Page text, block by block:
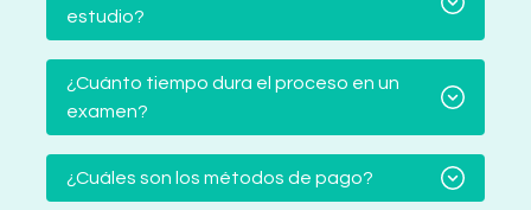
estudio?
¿Cuánto tiempo dura el proceso en un
examen?
¿Cuáles son los métodos de pago?